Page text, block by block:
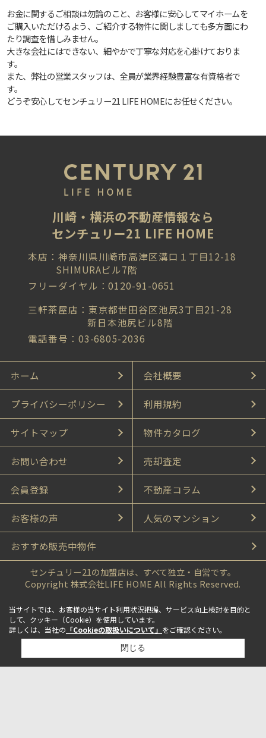
お金に関するご相談は勿論のこと、お客様に安心してマイホームを
ご購入いただけるよう、ご紹介する物件に関しましても多方面にわ
たり調査を惜しみません。
大きな会社にはできない、細やかで丁寧な対応を心掛けておりま
す。
また、弊社の営業スタッフは、全員が業界経験豊富な有資格者で
す。
どうぞ安心してセンチュリー21 LIFE HOMEにお任せください。
川崎・横浜の不動産情報なら
センチュリー21 LIFE HOME
本店：神奈川県川崎市高津区溝口１丁目12-18
SHIMURAビル7階
フリーダイヤル：0120-91-0651
三軒茶屋店：東京都世田谷区池尻3丁目21-28
新日本池尻ビル8階
電話番号：03-6805-2036
ホーム 会社概要
プライバシーポリシー 利用規約
サイトマップ 物件カタログ
お問い合わせ 売却査定
会員登録 不動産コラム
お客様の声 人気のマンション
おすすめ販売中物件
センチュリー21の加盟店は、すべて独立・自営です。
Copyright 株式会社LIFE HOME All Rights Reserved.
当サイトでは、お客様の当サイト利用状況把握、サービス向上検討を目的と
して、クッキー（Cookie）を使用しています。
詳しくは、当社の 「Cookieの取扱いについて」 をご確認ください。
閉じる